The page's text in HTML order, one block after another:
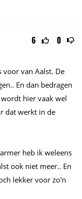
6 0
voor van Aalst. De
En dan bedragen
hier vaak wel
dat werkt in de
heb ik weleens
ook niet meer.. En
lekker voor zo'n